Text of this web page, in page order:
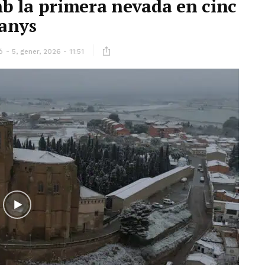
la primera nevada en cinc
5, gener, 2026 - 11:51